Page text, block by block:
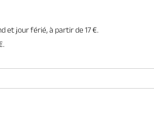
et jour férié, à partir de 17 €.